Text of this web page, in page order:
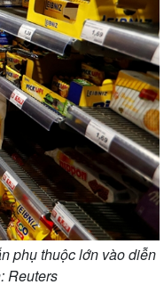
phụ thuộc lớn vào diễn
Reuters